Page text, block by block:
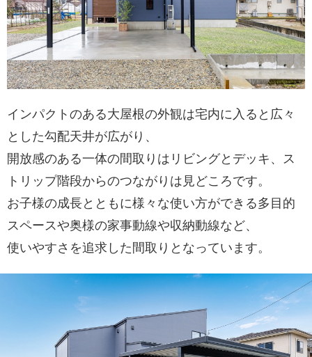
インパクトのある大屋根の外観は宅内に入ると広々
とした勾配天井が広がり、
開放感のある一体の間取りはリビングとデッキ、ス
トリップ階段からのつながりは見どころです。
お子様の成長とともに様々な使い方ができる多目的
スペースや奥様の家事動線や収納動線など、
使いやすさを追求した間取りとなっています。